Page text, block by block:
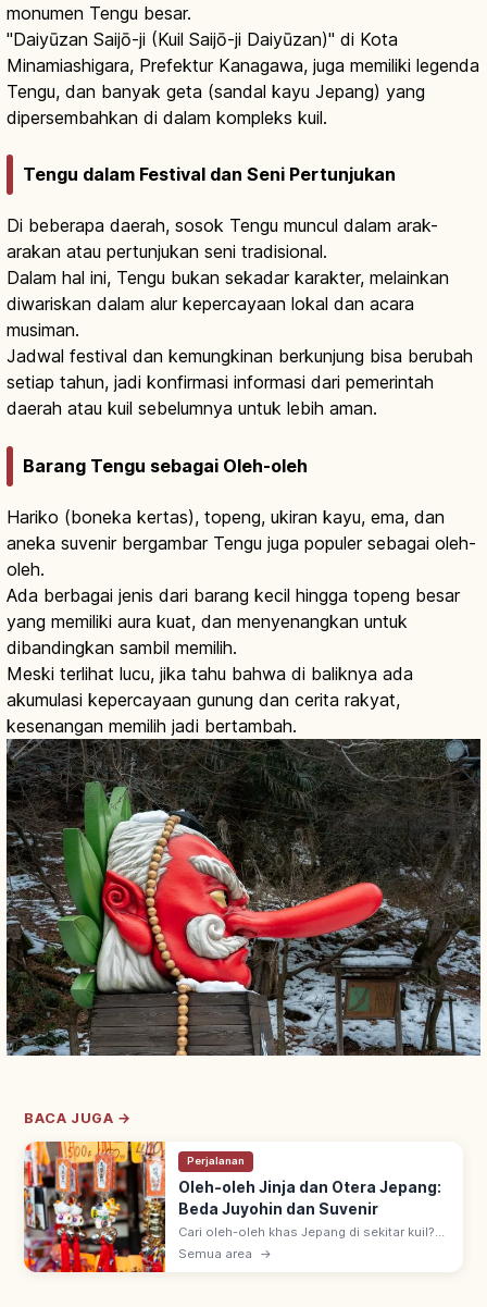
monumen Tengu besar.
"Daiyūzan Saijō-ji (Kuil Saijō-ji Daiyūzan)" di Kota
Minamiashigara, Prefektur Kanagawa, juga memiliki legenda
Tengu, dan banyak geta (sandal kayu Jepang) yang
dipersembahkan di dalam kompleks kuil.
Tengu dalam Festival dan Seni Pertunjukan
Di beberapa daerah, sosok Tengu muncul dalam arak-
arakan atau pertunjukan seni tradisional.
Dalam hal ini, Tengu bukan sekadar karakter, melainkan
diwariskan dalam alur kepercayaan lokal dan acara
musiman.
Jadwal festival dan kemungkinan berkunjung bisa berubah
setiap tahun, jadi konfirmasi informasi dari pemerintah
daerah atau kuil sebelumnya untuk lebih aman.
Barang Tengu sebagai Oleh-oleh
Hariko (boneka kertas), topeng, ukiran kayu, ema, dan
aneka suvenir bergambar Tengu juga populer sebagai oleh-
oleh.
Ada berbagai jenis dari barang kecil hingga topeng besar
yang memiliki aura kuat, dan menyenangkan untuk
dibandingkan sambil memilih.
Meski terlihat lucu, jika tahu bahwa di baliknya ada
akumulasi kepercayaan gunung dan cerita rakyat,
kesenangan memilih jadi bertambah.
BACA JUGA →
Perjalanan
Oleh-oleh Jinja dan Otera Jepang:
Beda Juyohin dan Suvenir
Cari oleh-oleh khas Jepang di sekitar kuil?
Kenali perbedaan omamori dan suvenir
Semua area →